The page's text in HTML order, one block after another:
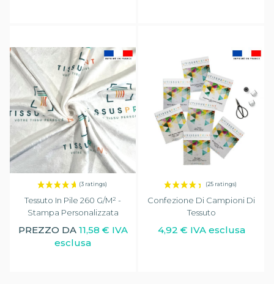
(31 ratings)
Tessuto In Pile 260 G/m² -
Stampa Personalizzata
PREZZO DA 11,58 € IVA
esclusa
Confezione Di Campioni Di
Tessuto
4,92 € IVA esclusa